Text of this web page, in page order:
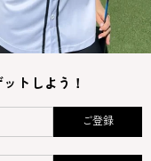
トしよう！
ご登録